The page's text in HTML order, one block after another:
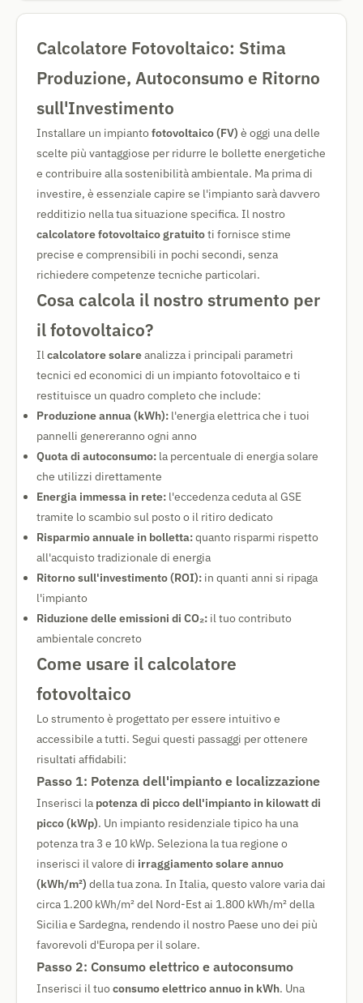
Calcolatore Fotovoltaico: Stima
Produzione, Autoconsumo e Ritorno
sull'Investimento
Installare un impiantofotovoltaico (FV) è oggi una delle
scelte più vantaggiose per ridurre le bollette energetiche
e contribuire alla sostenibilità ambientale. Ma prima di
investire, è essenziale capire se l'impianto sarà davvero
redditizio nella tua situazione specifica. Il nostro
calcolatore fotovoltaico gratuitoti fornisce stime
precise e comprensibili in pochi secondi, senza
richiedere competenze tecniche particolari.
Cosa calcola il nostro strumento per
il fotovoltaico?
Ilcalcolatore solareanalizza i principali parametri
tecnici ed economici di un impianto fotovoltaico e ti
restituisce un quadro completo che include:
Produzione annua (kWh): l'energia elettrica che i tuoi
pannelli genereranno ogni anno
Quota di autoconsumo: la percentuale di energia solare
che utilizzi direttamente
Energia immessa in rete: l'eccedenza ceduta al GSE
tramite lo scambio sul posto o il ritiro dedicato
Risparmio annuale in bolletta:quanto risparmi rispetto
all'acquisto tradizionale di energia
Ritorno sull'investimento (ROI): in quanti anni si ripaga
l'impianto
Riduzione delle emissioni di CO₂: il tuo contributo
ambientale concreto
Come usare il calcolatore
fotovoltaico
Lo strumento è progettato per essere intuitivo e
accessibile a tutti. Segui questi passaggi per ottenere
risultati affidabili:
Passo 1: Potenza dell'impianto e localizzazione
Inserisci la potenza di picco dell'impianto in kilowatt di
picco (kWp). Un impianto residenziale tipico ha una
potenza tra 3 e 10 kWp. Seleziona la tua regione o
inserisci il valore di irraggiamento solare annuo
(kWh/m²) della tua zona. In Italia, questo valore varia dai
circa 1.200 kWh/m² del Nord-Est ai 1.800 kWh/m² della
Sicilia e Sardegna, rendendo il nostro Paese uno dei più
favorevoli d'Europa per il solare.
Passo 2: Consumo elettrico e autoconsumo
Inserisci il tuoconsumo elettrico annuo in kWh. Una